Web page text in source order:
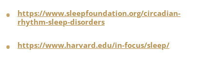
https://www.sleepfoundation.org/circadian-
rhythm-sleep-disorders
https://www.harvard.edu/in-focus/sleep/